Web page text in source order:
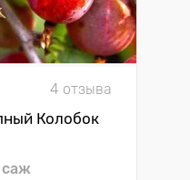
4 отзыва
Колобок
саж